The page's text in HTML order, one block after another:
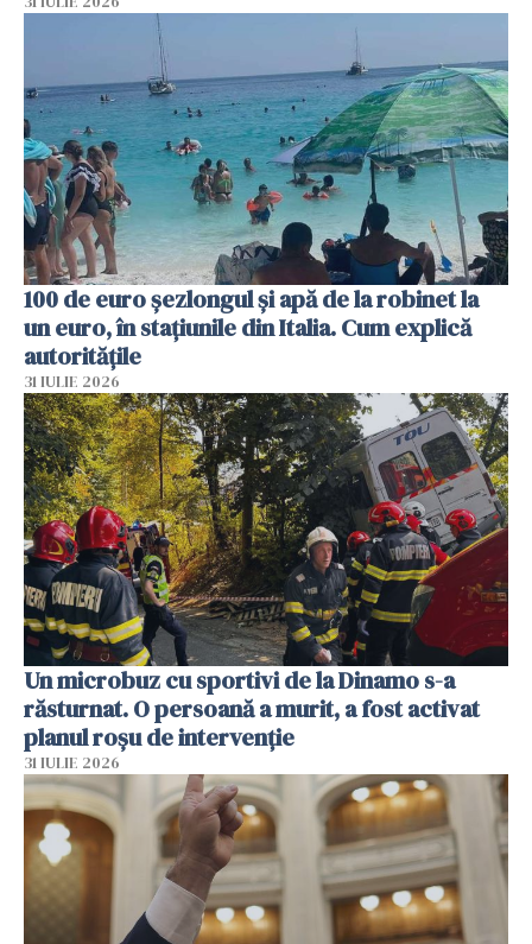
100 de euro șezlongul și apă de la robinet la
un euro, în stațiunile din Italia. Cum explică
autoritățile
31 IULIE 2026
Un microbuz cu sportivi de la Dinamo s-a
răsturnat. O persoană a murit, a fost activat
planul roșu de intervenție
31 IULIE 2026